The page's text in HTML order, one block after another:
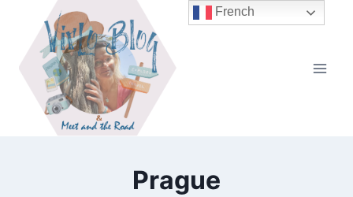
contenu
Prague
French